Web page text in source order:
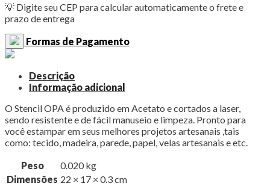
Você
15x20
quantidade
💡 Digite seu CEP para calcular automaticamente o frete e
prazo de entrega
Formas de Pagamento
Descrição
Informação adicional
O Stencil OPA é produzido em Acetato e cortados a laser,
sendo resistente e de fácil manuseio e limpeza. Pronto para
você estampar em seus melhores projetos artesanais ,tais
como: tecido, madeira, parede, papel, velas artesanais e etc.
Peso
0.020 kg
Dimensões 22 × 17 × 0.3 cm